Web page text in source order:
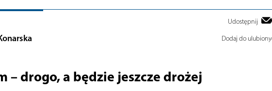
Udostępnij
Dodaj do
– drogo, a będzie jeszcze drożej